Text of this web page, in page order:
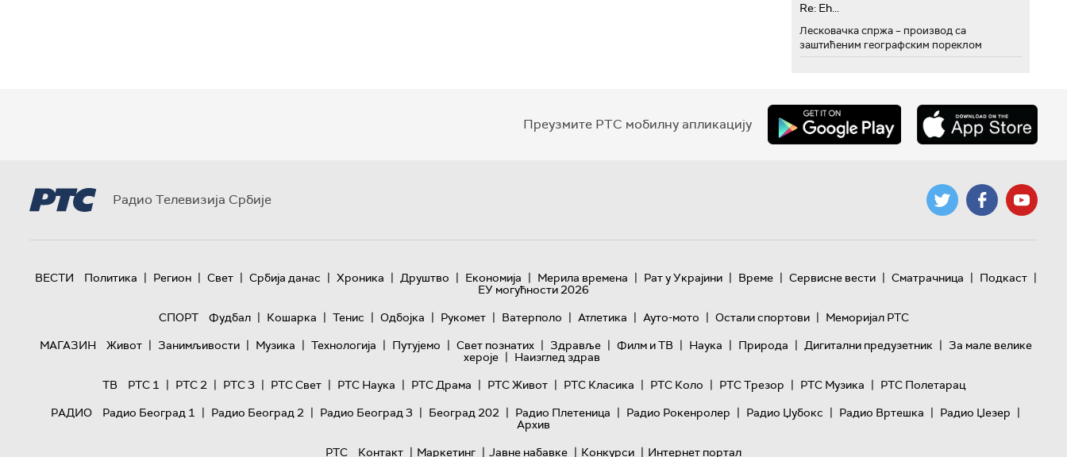
Re: Eh...
Лесковачка спржа – производ са
заштићеним географским пореклом
Преузмите РТС мобилну апликацију
Радио Телевизија Србије
ВЕСТИ Политика | Регион | Свет | Србија данас | Хроника | Друштво | Економија | Мерила времена | Рат у Украјини | Време | Сервисне вести | Сматрачница | Подкаст |
ЕУ могућности 2026
СПОРТ
Фудбал | Кошарка | Тенис | Одбојка | Рукомет | Ватерполо | Атлетика | Ауто-мото | Остали спортови | Меморијал РТС
МАГАЗИН
Живот | Занимљивости | Музика | Технологијa | Путујемо | Свет познатих | Здравље | Филм и ТВ | Наука | Природа | Дигитални предузетник | За мале велике
хероје | Наизглед здрав
ТВ
РТС 1 | РТС 2 | РТС 3 | РТС Свет | РТС Наука | РТС Драма | РТС Живот | РТС Класика | РТС Коло | РТС Трезор | РТС Музика | РТС Полетарац
РАДИО
Радио Београд 1 | Радио Београд 2 | Радио Београд 3 | Београд 202 | Радио Плетеница | Радио Рокенролер | Радио Џубокс | Радио Вртешка | Радио Џезер |
Архив
РТС
Контакт | Маркетинг | Јавне набавке | Конкурси | Интернет портал